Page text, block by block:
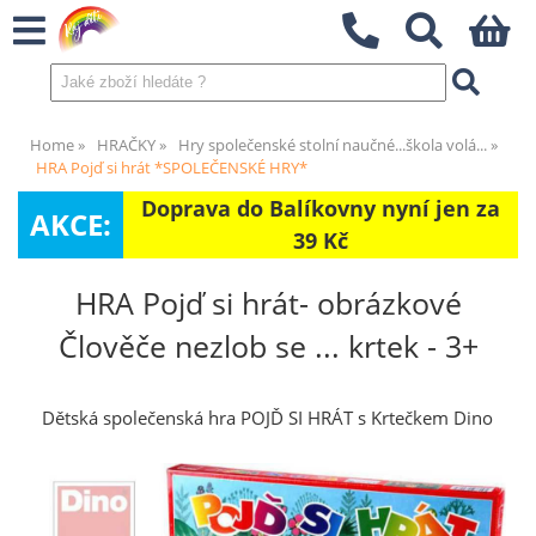
Home HRAČKY
Hry společenské stolní naučné...škola volá...
HRA Pojď si hrát *SPOLEČENSKÉ HRY*
AKCE:
Doprava do Balíkovny nyní jen za
39 Kč
HRA Pojď si hrát- obrázkové
Člověče nezlob se ... krtek - 3+
Dětská společenská hra POJĎ SI HRÁT s Krtečkem Dino